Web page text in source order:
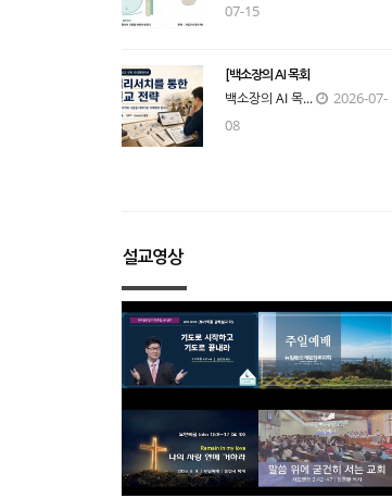
07-15
[백소장의 AI 목회
백소장의 AI 목...
2026-07-
08
설교영상